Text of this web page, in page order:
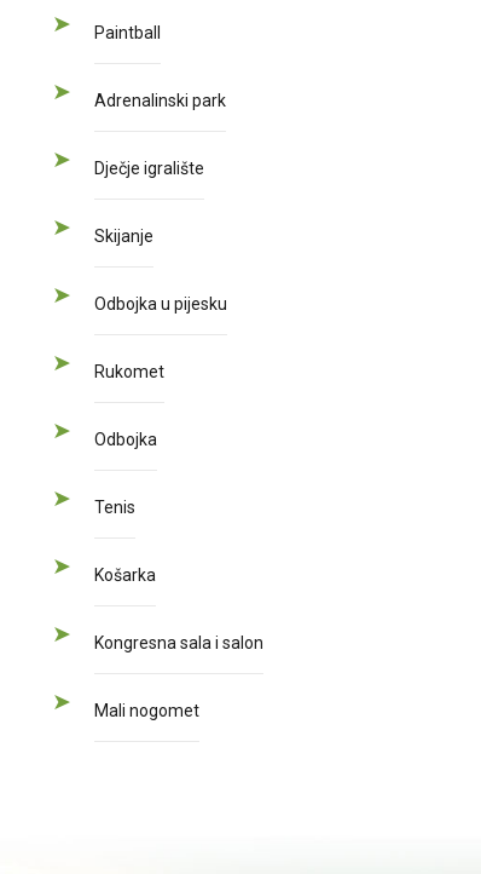
Paintball
Adrenalinski park
Dječje igralište
Skijanje
Odbojka u pijesku
Rukomet
Odbojka
Tenis
Košarka
Kongresna sala i salon
Mali nogomet